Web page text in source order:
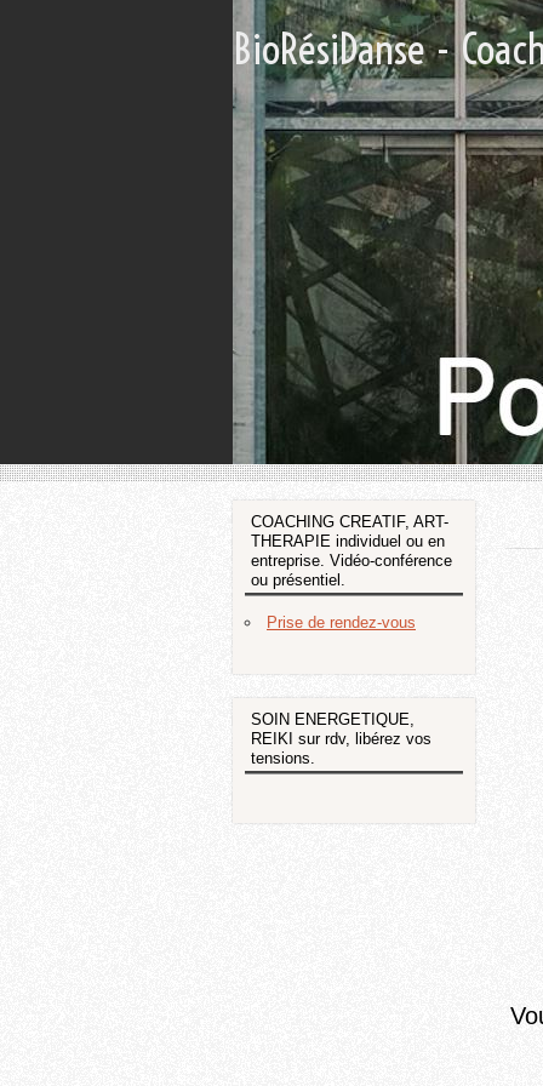
BioRésiDanse -
COACHING CREATIF, ART-
THERAPIE individuel ou en
entreprise. Vidéo-conférence
ou présentiel.
Prise de rendez-vous
SOIN ENERGETIQUE,
REIKI sur rdv, libérez vos
tensions.